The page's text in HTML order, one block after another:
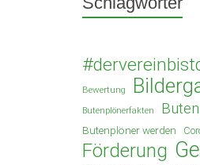
Bewertung
Butenplönerfakten
Butenplöner werden
Förderung